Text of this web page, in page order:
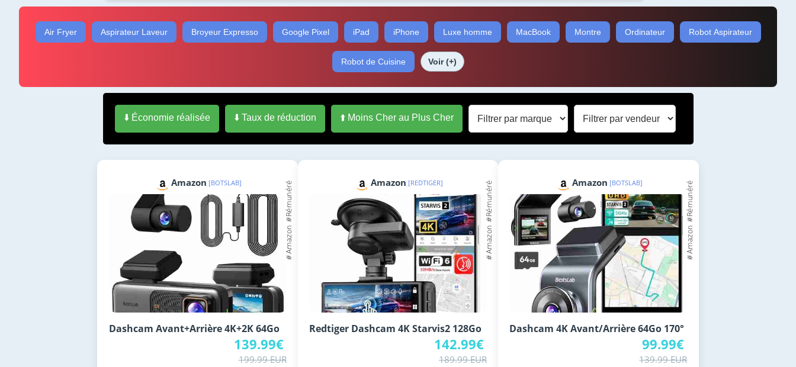
Air Fryer Aspirateur Laveur Broyeur Expresso Google Pixel iPad iPhone Luxe homme MacBook Montre Ordinateur Robot Aspirateur
Robot de Cuisine Voir (+)
⬇️ Économie réalisée ⬇️ Taux de réduction ⬆️ Moins Cher au Plus Cher
Amazon [BOTSLAB]
Dashcam Avant+Arrière 4K+2K 64Go
139.99€
199.99 EUR
Amazon [REDTIGER]
Redtiger Dashcam 4K Starvis2 128Go
142.99€
189.99 EUR
Amazon [BOTSLAB]
Dashcam 4K Avant/Arrière 64Go 170°
99.99€
139.99 EUR